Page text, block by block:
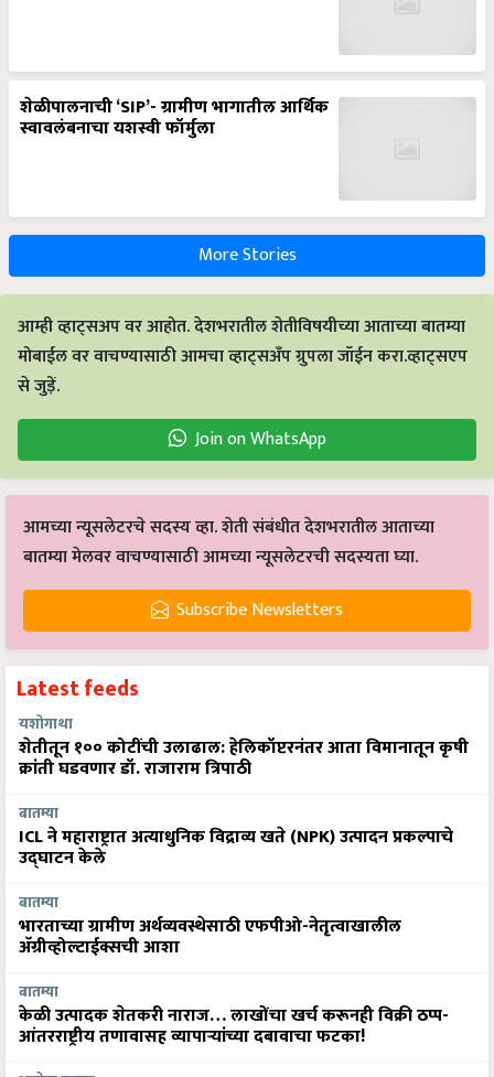
शेळीपालनाची ‘SIP’- ग्रामीण भागातील आर्थिक
स्वावलंबनाचा यशस्वी फॉर्मुला
More Stories
आम्ही व्हाट्सअप वर आहोत. देशभरातील शेतीविषयीच्या आताच्या बातम्या
मोबाईल वर वाचण्यासाठी आमचा व्हाट्सअँप ग्रुपला जॉईन करा.व्हाट्सएप
से जुड़ें.
Join on WhatsApp
आमच्या न्यूसलेटरचे सदस्य व्हा. शेती संबंधीत देशभरातील आताच्या
बातम्या मेलवर वाचण्यासाठी आमच्या न्यूसलेटरची सदस्यता घ्या.
Subscribe Newsletters
Latest feeds
यशोगाथा
शेतीतून १०० कोटींची उलाढाल: हेलिकॉप्टरनंतर आता विमानातून कृषी
क्रांती घडवणार डॉ. राजाराम त्रिपाठी
बातम्या
ICL ने महाराष्ट्रात अत्याधुनिक विद्राव्य खते (NPK) उत्पादन प्रकल्पाचे
उद्घाटन केले
बातम्या
भारताच्या ग्रामीण अर्थव्यवस्थेसाठी एफपीओ-नेतृत्वाखालील
अ‍ॅग्रीव्होल्टाईक्सची आशा
बातम्या
केळी उत्पादक शेतकरी नाराज… लाखोंचा खर्च करूनही विक्री ठप्प-
आंतरराष्ट्रीय तणावासह व्यापाऱ्यांच्या दबावाचा फटका!